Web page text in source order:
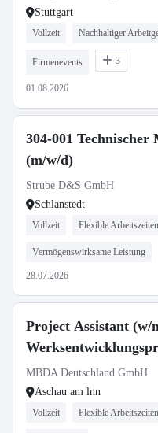
Stuttgart
Vollzeit Nachhaltiger
Firmenevents 3
01.08.2026
304-001
(m/w/d)
Strube D&S GmbH
Schlanstedt
Vollzeit Flexible Arbeitszeiten
Vermögenswirksame Leistung
28.07.2026
Project Assistant (w/
MBDA Deutschland GmbH
Aschau am lnn
Vollzeit Flexible Arbeitszeiten